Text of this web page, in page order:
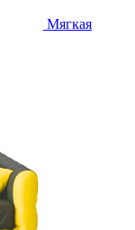
Мягкая